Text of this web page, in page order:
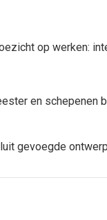
op werken:
en schepenen
gevoegde